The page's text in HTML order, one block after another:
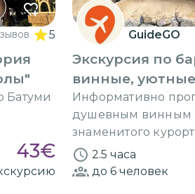
5
Батуми
43€
GuideGO
Экскурсия по
винные,
Информативно
душевным винным
знаменитого
2.5 часа
до 6 человек